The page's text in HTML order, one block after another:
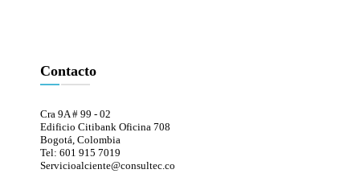
Contacto
Cra 9A # 99 - 02
Edificio Citibank Oficina 708
Bogotá, Colombia
Tel: 601 915 7019
Servicioalciente@consultec.co